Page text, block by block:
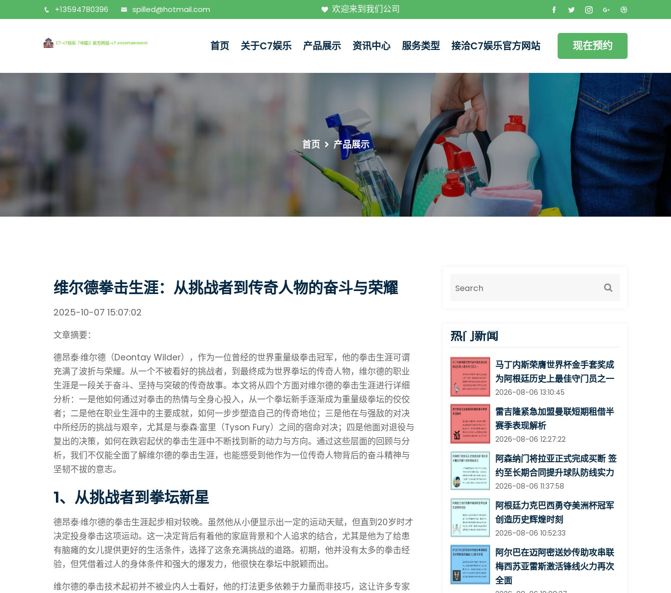
+13594780396 spilled@hotmail.com 欢迎来到我们公司
首页 关于c7娱乐 产品展示 资讯中心 服务类型 接洽C7娱乐官方网站 现在预约
首页 产品展示
维尔德拳击生涯：从挑战者到传奇人物的奋斗与荣耀
2025-10-07 15:07:02
文章摘要：
德昂泰·维尔德（Deontay Wilder），作为一位曾经的世界重量级拳击冠军，他的拳击生涯可谓
充满了波折与荣耀。从一个不被看好的挑战者，到最终成为世界拳坛的传奇人物，维尔德的职业
生涯是一段关于奋斗、坚持与突破的传奇故事。本文将从四个方面对维尔德的拳击生涯进行详细
分析：一是他如何通过对拳击的热情与全身心投入，从一个拳坛新手逐渐成为重量级拳坛的佼佼
者；二是他在职业生涯中的主要成就，如何一步步塑造自己的传奇地位；三是他在与强敌的对决
中所经历的挑战与艰辛，尤其是与泰森·富里（Tyson Fury）之间的宿命对决；四是他面对退役与
复出的决策，如何在跌宕起伏的拳击生涯中不断找到新的动力与方向。通过这些层面的回顾与分
析，我们不仅能全面了解维尔德的拳击生涯，也能感受到他作为一位传奇人物背后的奋斗精神与
坚韧不拔的意志。
1、从挑战者到拳坛新星
德昂泰·维尔德的拳击生涯起步相对较晚。虽然他从小便显示出一定的运动天赋，但直到20岁时才
决定投身拳击这项运动。这一决定背后有着他的家庭背景和个人追求的结合，尤其是他为了给患
有脑瘫的女儿提供更好的生活条件，选择了这条充满挑战的道路。初期，他并没有太多的拳击经
验，但凭借着过人的身体条件和强大的爆发力，他很快在拳坛中脱颖而出。
维尔德的拳击技术起初并不被业内人士看好，他的打法更多依赖于力量而非技巧，这让许多专家
热门新闻
马丁内斯荣膺世界杯金手套奖成
为阿根廷历史上最佳守门员之一
2026-08-06 13:10:45
雷吉隆紧急加盟曼联短期租借半
赛季表现解析
2026-08-06 12:27:22
阿森纳门将拉亚正式完成买断 签
约至长期合同提升球队防线实力
2026-08-06 11:37:58
阿根廷力克巴西勇夺美洲杯冠军
创造历史辉煌时刻
2026-08-06 10:52:33
阿尔巴在迈阿密送妙传助攻串联
梅西苏亚雷斯激活锋线火力再次
全面